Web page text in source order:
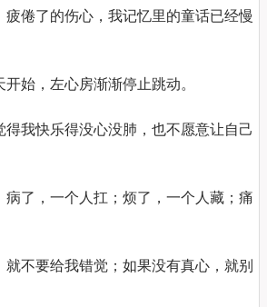
疲倦了的伤心，我记忆里的童话已经慢
始，左心房渐渐停止跳动。
得我快乐得没心没肺，也不愿意让自己
病了，一个人扛；烦了，一个人藏；痛
就不要给我错觉；如果没有真心，就别